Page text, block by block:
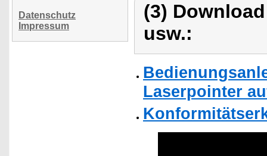
Datenschutz
Impressum
(3)
usw.:
Laserpointer